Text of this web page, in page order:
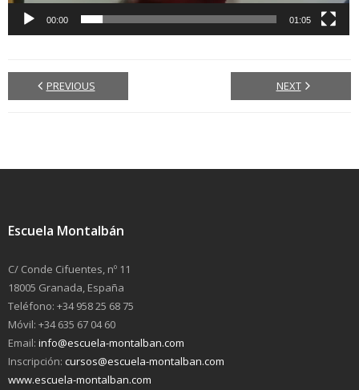
00:00 01:05
PREVIOUS NEXT
Escuela Montalbán
C/ Conde Cifuentes, nº 11
18005 Granada, España
Teléfono: +34 958 25 68 75
Móvil: +34 635 67 04 60
Email: info@escuela-montalban.com
Inscripción: cursos@escuela-montalban.com
www.escuela-montalban.com